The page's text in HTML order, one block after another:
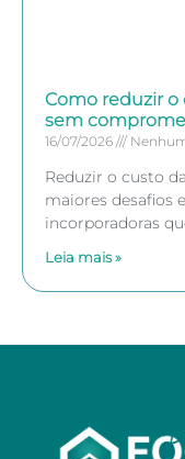
Como reduzir o
sem
16/07/2026
Reduzir o custo
maiores desafios
incorporadoras
Leia mais »